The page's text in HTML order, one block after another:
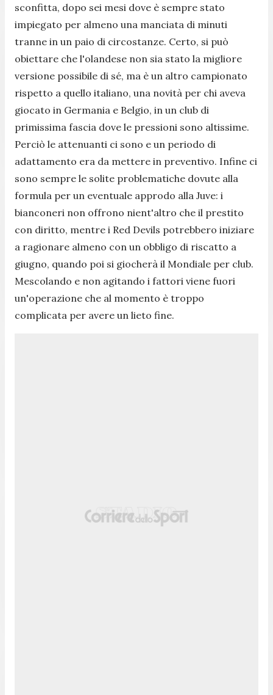
sconfitta, dopo sei mesi dove è sempre stato
impiegato per almeno una manciata di minuti
tranne in un paio di circostanze. Certo, si può
obiettare che l'olandese non sia stato la migliore
versione possibile di sé, ma è un altro campionato
rispetto a quello italiano, una novità per chi aveva
giocato in Germania e Belgio, in un club di
primissima fascia dove le pressioni sono altissime.
Perciò le attenuanti ci sono e un periodo di
adattamento era da mettere in preventivo. Infine ci
sono sempre le solite problematiche dovute alla
formula per un eventuale approdo alla Juve: i
bianconeri non offrono nient'altro che il prestito
con diritto, mentre i Red Devils potrebbero iniziare
a ragionare almeno con un obbligo di riscatto a
giugno, quando poi si giocherà il Mondiale per club.
Mescolando e non agitando i fattori viene fuori
un'operazione che al momento è troppo
complicata per avere un lieto fine.